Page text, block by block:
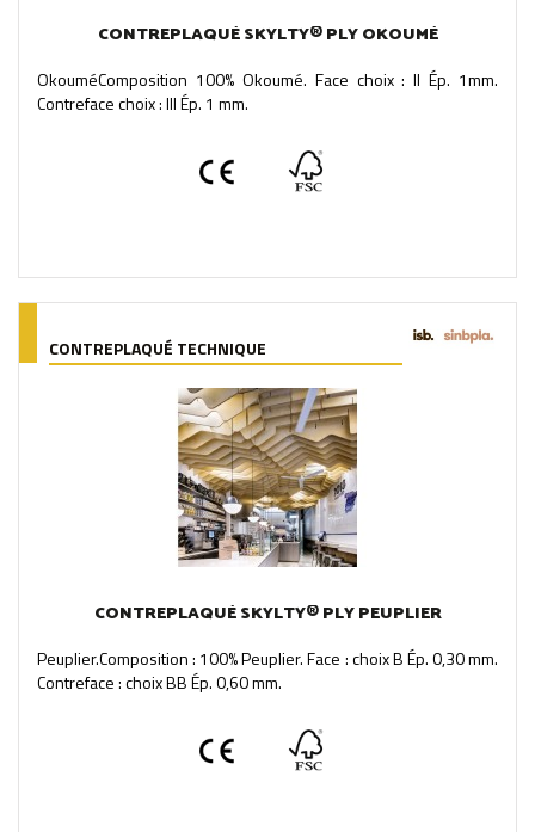
CONTREPLAQUÉ SKYLTY® PLY OKOUMÉ
OkouméComposition 100% Okoumé. Face choix : II Ép. 1mm.
Contreface choix : III Ép. 1 mm.
CONTREPLAQUÉ TECHNIQUE
CONTREPLAQUÉ SKYLTY® PLY PEUPLIER
Peuplier.Composition : 100% Peuplier. Face : choix B Ép. 0,30 mm.
Contreface : choix BB Ép. 0,60 mm.